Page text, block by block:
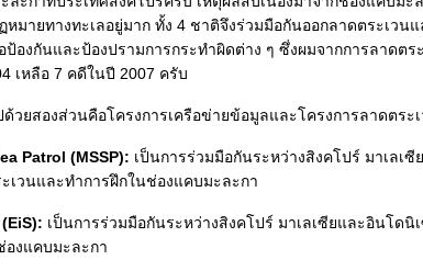
มายทางทะเลอยู่มาก ทั้ง 4 ชาติจึงร่วมมือกันออกลาดตระเวน
ป้องกันและป้องปรามการกระทำผิดต่าง ๆ ซึ่งผมจากการลาดต
เหลือ 7 คดีในปี 2007 ครับ
วยสองส่วนคือโครงการเครือข่ายข้อมูลและโครงการลาดตระ
Patrol (MSSP): เป็นการร่วมมือกันระหว่างสิงคโปร์ มาเลเ
ะเวนและทำการฝึกในช่องแคบมะละกา
เป็นการร่วมมือกันระหว่างสิงคโปร์ มาเลเซียและอินโดนิ
องแคบมะละกา